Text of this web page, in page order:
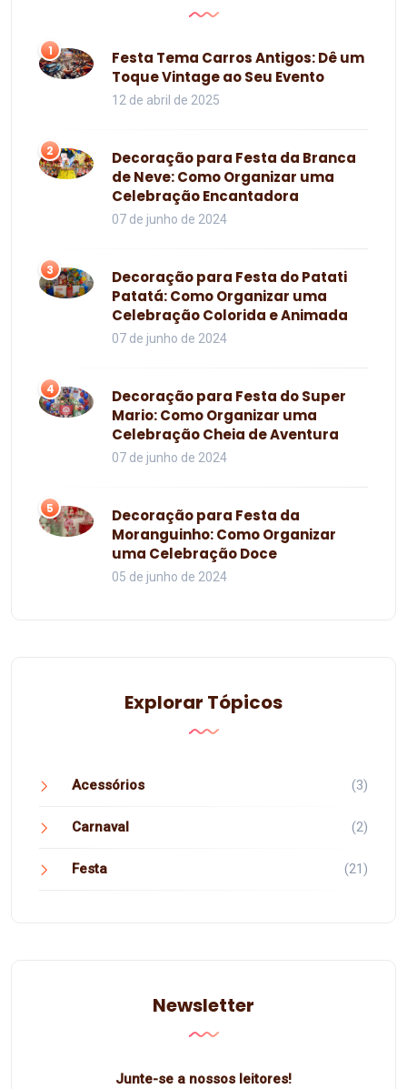
1
Festa Tema Carros Antigos: Dê um
Toque Vintage ao Seu Evento
12 de abril de 2025
2
Decoração para Festa da Branca
de Neve: Como Organizar uma
Celebração Encantadora
07 de junho de 2024
3
Decoração para Festa do Patati
Patatá: Como Organizar uma
Celebração Colorida e Animada
07 de junho de 2024
4
Decoração para Festa do Super
Mario: Como Organizar uma
Celebração Cheia de Aventura
07 de junho de 2024
5
Decoração para Festa da
Moranguinho: Como Organizar
uma Celebração Doce
05 de junho de 2024
Explorar Tópicos
Acessórios (3)
Carnaval (2)
Festa (21)
Newsletter
Junte-se a nossos leitores!